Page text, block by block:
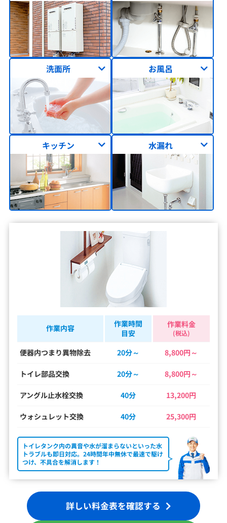
洗面所 お風呂
キッチン 水漏れ
作業内容
作業時間
目安
作業料金
(税込)
便器内つまり異物除去 20分～ 8,800円～
トイレ部品交換 20分～ 8,800円～
アングル止水栓交換 40分 13,200円
ウォシュレット交換 40分 25,300円
トイレタンク内の異音や水が溜まらないといった水
トラブルも即日対応。24時間年中無休で最速で駆け
つけ、不具合を解消します！
詳しい料金表を確認する